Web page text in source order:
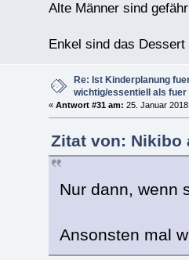
Alte Männer sind
Enkel sind das
Re: Ist Kinderplanung
wichtig/essentiell als fuer
« Antwort #31 am: 25. Januar
Zitat von: Nikibo
Nur dann, wenn
Ansonsten mal